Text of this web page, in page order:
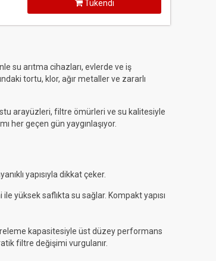
Tükendi
su arıtma cihazları, evlerde ve iş
tortu, klor, ağır metaller ve zararlı
arayüzleri, filtre ömürleri ve su kalitesiyle
her geçen gün yaygınlaşıyor.
yapısıyla dikkat çeker.
yüksek saflıkta su sağlar. Kompakt yapısı
kapasitesiyle üst düzey performans
filtre değişimi vurgulanır.